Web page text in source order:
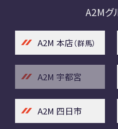
A2Mグ
A2M 本店（群馬）
A2M 宇都宮
A2M 四日市